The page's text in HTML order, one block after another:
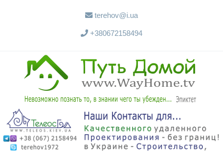
terehov@i.ua
+380672158494